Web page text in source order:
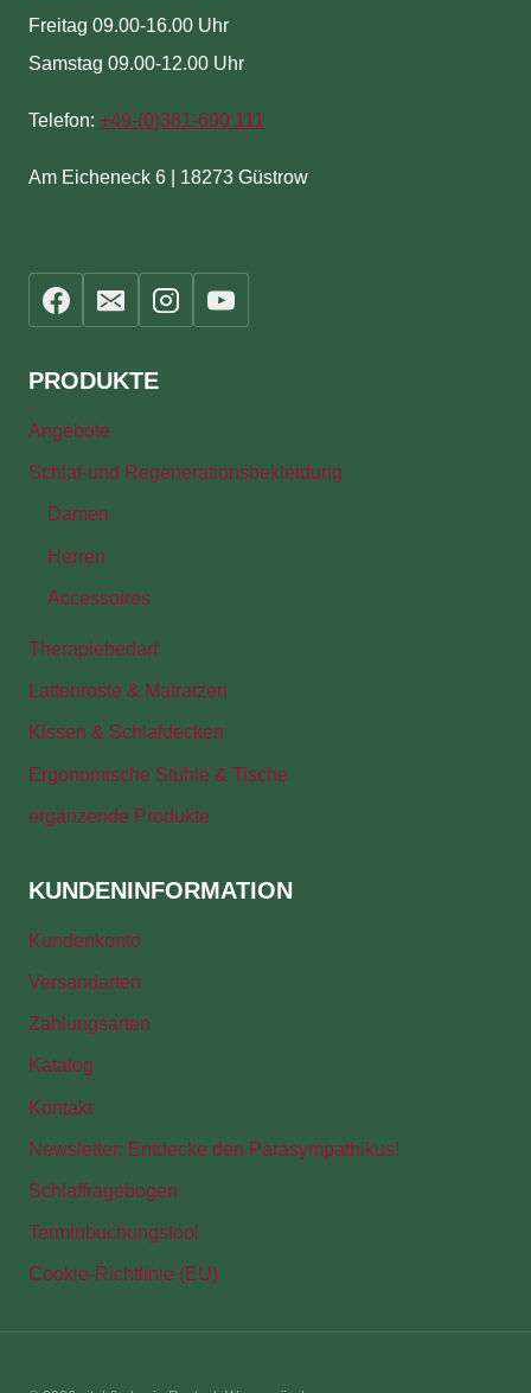
Freitag 09.00-16.00 Uhr
Samstag 09.00-12.00 Uhr
Telefon: +49-(0)381-690 111
Am Eicheneck 6 | 18273 Güstrow
PRODUKTE
Angebote
Schlaf-und Regenerationsbekleidung
Damen
Herren
Accessoires
Therapiebedarf
Lattenroste & Matratzen
Kissen & Schlafdecken
Ergonomische Stühle & Tische
ergänzende Produkte
KUNDENINFORMATION
Kundenkonto
Versandarten
Zahlungsarten
Katalog
Kontakt
Newsletter: Entdecke den Parasympathikus!
Schlaffragebogen
Terminbuchungstool
Cookie-Richtlinie (EU)